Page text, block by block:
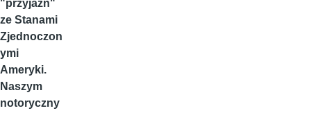
"przyjaźń"
ze Stanami
Zjednoczon
ymi
Ameryki.
Naszym
notoryczny